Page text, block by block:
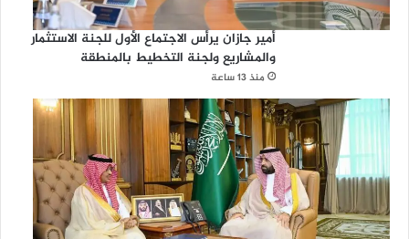
أمير جازان يرأس الاجتماع الأول للجنة الاستثمار
والمشاريع ولجنة التخطيط بالمنطقة
منذ 13 ساعة